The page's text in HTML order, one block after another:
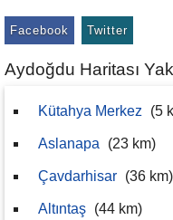
Facebook Twitter
Aydoğdu Haritası
Kütahya Merkez (5
Aslanapa (23 km)
Çavdarhisar (36 km)
Altıntaş (44 km)